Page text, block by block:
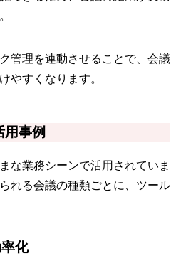
管理を連動させることで、会議
やすくなります。
用事例
な業務シーンで活用されていま
れる会議の種類ごとに、ツール
化